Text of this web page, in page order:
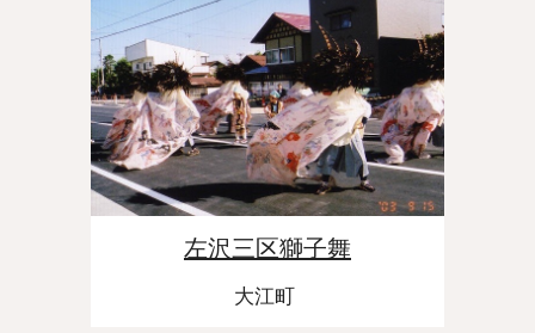
左沢三区獅子舞
大江町